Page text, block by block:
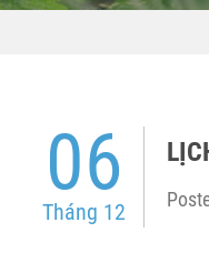
06
Tháng 12